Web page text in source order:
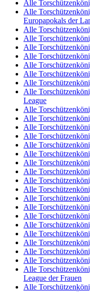
Alle
Alle
Europapokals der
Alle
Alle
Alle
Alle
Alle
Alle
Alle
Alle
League
Alle
Alle
Alle
Alle
Alle
Alle
Alle
Alle
Alle
Alle
Alle
Alle
Alle
Alle
Alle
Alle
Alle
Alle
Alle
League der Frauen
Alle